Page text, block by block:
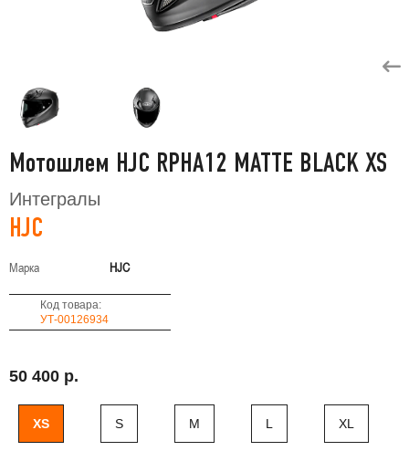
Мотошлем HJC RPHA12 MATTE BLACK XS
Интегралы
HJC
Марка HJC
Код товара:
УТ-00126934
50 400 р.
XS S M L XL